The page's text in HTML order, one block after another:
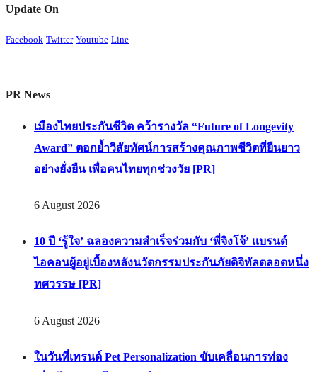
Update On
Facebook Twitter Youtube Line
PR News
เมืองไทยประกันชีวิต คว้ารางวัล “Future of Longevity
Award” ตอกย้ำวิสัยทัศน์การสร้างคุณภาพชีวิตที่ยืนยาว
อย่างยั่งยืน เพื่อคนไทยทุกช่วงวัย [PR]
6 August 2026
10 ปี ‘รู้ใจ’ ฉลองความสำเร็จร่วมกับ ‘พี่จิงโจ้’ แบรนด์
ไอคอนผู้อยู่เบื้องหลังนวัตกรรมประกันภัยดิจิทัลตลอดหนึ่ง
ทศวรรษ [PR]
6 August 2026
ในวันที่เทรนด์ Pet Personalization ขับเคลื่อนการท่อง